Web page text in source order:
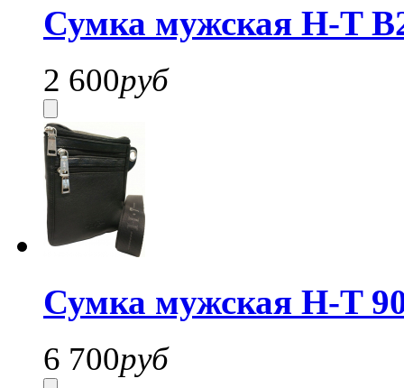
Сумка мужская H-T
2 600руб
Сумка мужская H-T
6 700руб